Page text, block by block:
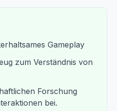
Gameplay
zum Verständnis von
Forschung
bei.